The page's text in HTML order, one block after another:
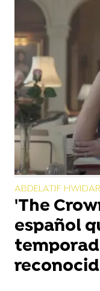
ABDELATIF HWIDAR
'The
español